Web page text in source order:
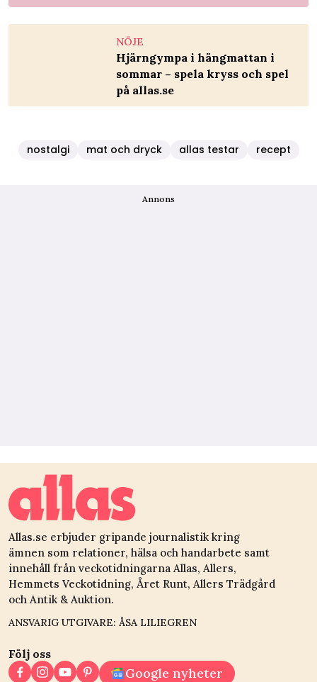
NÖJE
Hjärngympa i hängmattan i
sommar – spela kryss och spel
på allas.se
nostalgi mat och dryck allas testar recept
Annons
Allas.se erbjuder gripande journalistik kring
ämnen som relationer, hälsa och handarbete samt
innehåll från veckotidningarna Allas, Allers,
Hemmets Veckotidning, Året Runt, Allers Trädgård
och Antik & Auktion.
ANSVARIG UTGIVARE: ÅSA LILIEGREN
Följ oss
Google nyheter